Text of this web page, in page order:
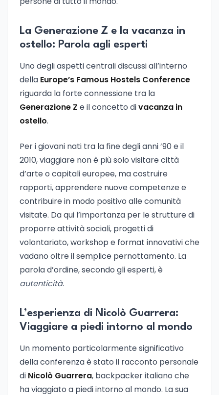
La Generazione Z e la vacanza in
ostello: Parola agli esperti
Uno degli aspetti centrali discussi all’interno
della Europe’s Famous Hostels Conference
riguarda la forte connessione tra la
Generazione Z e il concetto divacanza in
ostello.
Per i giovani nati tra la fine degli anni ’90 e il
2010, viaggiare non è più solo visitare città
d’arte o capitali europee, ma costruire
rapporti, apprendere nuove competenze e
contribuire in modo positivo alle comunità
visitate. Da qui l’importanza per le strutture di
proporre attività sociali, progetti di
volontariato, workshop e format innovativi che
vadano oltre il semplice pernottamento. La
parola d’ordine, secondo gli esperti, è
autenticità.
L’esperienza di Nicolò Guarrera:
Viaggiare a piedi intorno al mondo
Un momento particolarmente significativo
della conferenza è stato il racconto personale
di Nicolò Guarrera, backpacker italiano che
ha viaggiato a piedi intorno al mondo. La sua